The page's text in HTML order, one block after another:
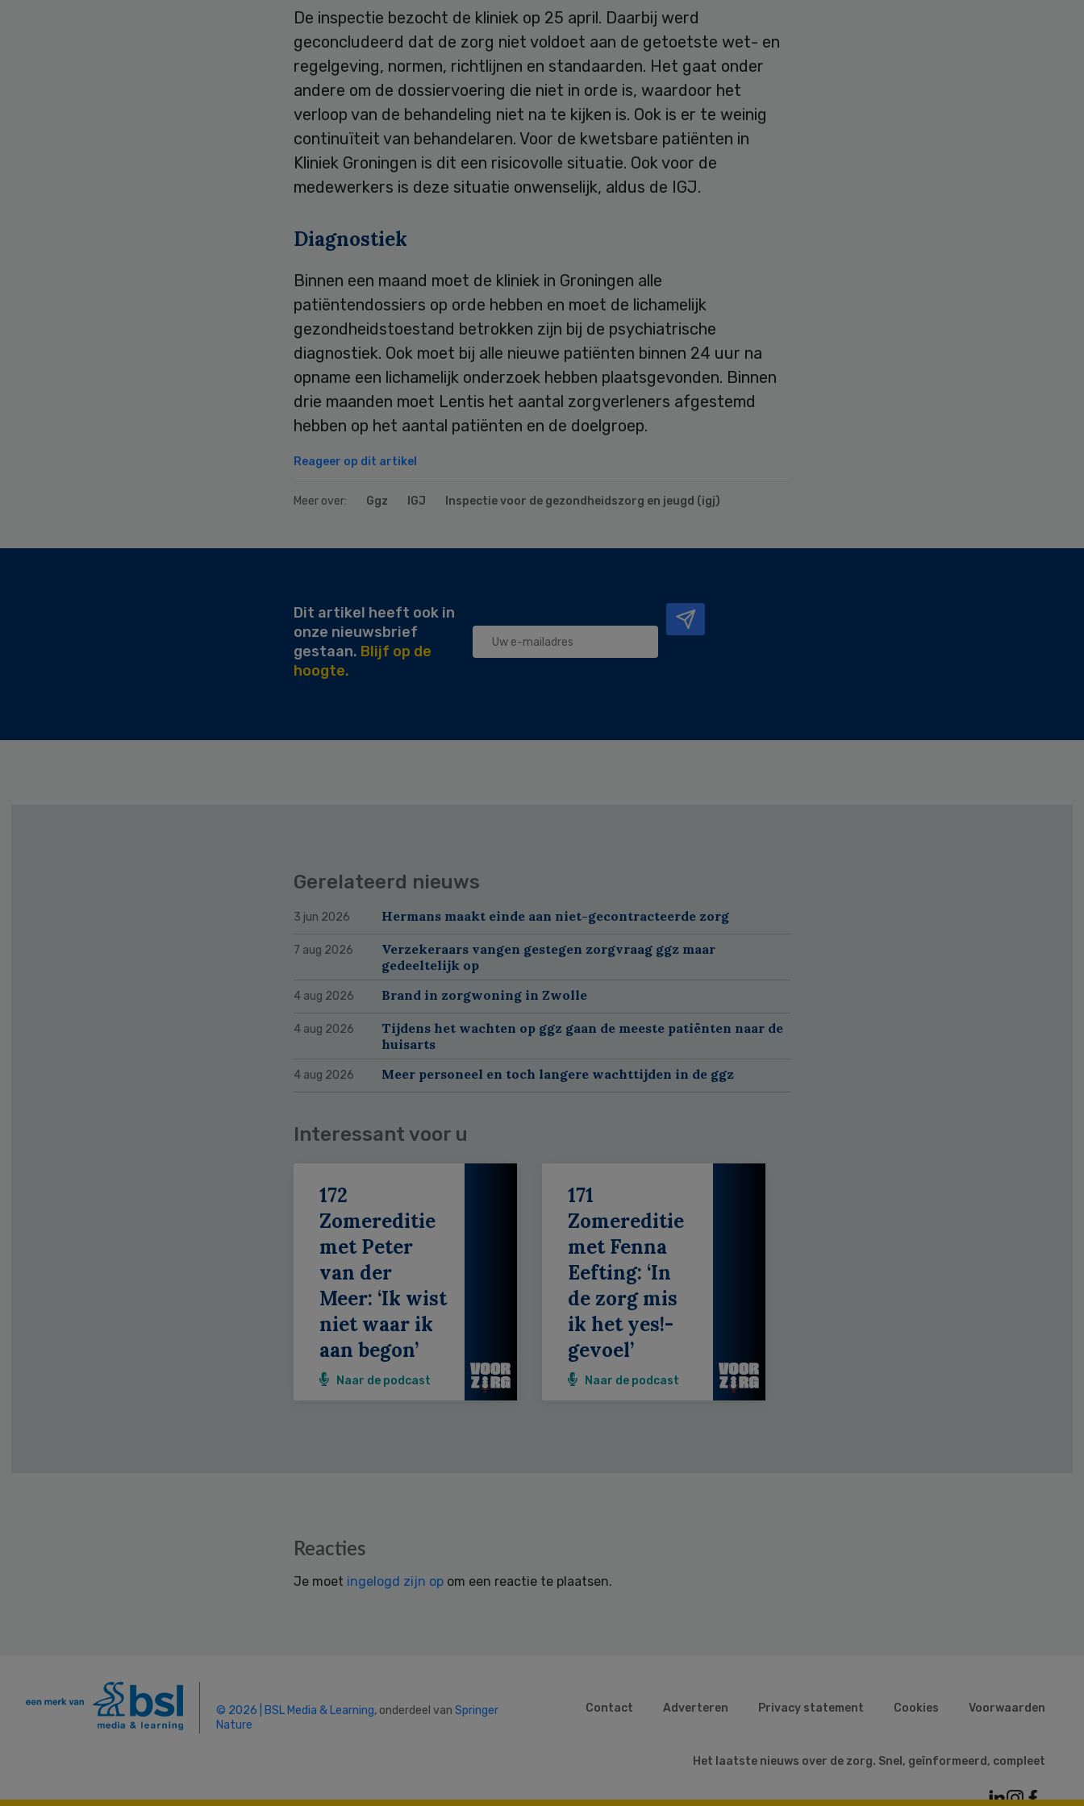
De inspectie bezocht de kliniek op 25 april. Daarbij werd
geconcludeerd dat de zorg niet voldoet aan de getoetste wet- en
regelgeving, normen, richtlijnen en standaarden. Het gaat onder
andere om de dossiervoering die niet in orde is, waardoor het
verloop van de behandeling niet na te kijken is. Ook is er te weinig
continuïteit van behandelaren. Voor de kwetsbare patiënten in
Kliniek Groningen is dit een risicovolle situatie. Ook voor de
medewerkers is deze situatie onwenselijk, aldus de IGJ.
Diagnostiek
Binnen een maand moet de kliniek in Groningen alle
patiëntendossiers op orde hebben en moet de lichamelijk
gezondheidstoestand betrokken zijn bij de psychiatrische
diagnostiek. Ook moet bij alle nieuwe patiënten binnen 24 uur na
opname een lichamelijk onderzoek hebben plaatsgevonden. Binnen
drie maanden moet Lentis het aantal zorgverleners afgestemd
hebben op het aantal patiënten en de doelgroep.
Reageer op dit artikel
Meer over: Ggz IGJ Inspectie voor de gezondheidszorg en jeugd (igj)
Dit artikel heeft ook in
onze nieuwsbrief
gestaan. Blijf op de
hoogte.
Gerelateerd nieuws
3 jun 2026 Hermans maakt einde aan niet-gecontracteerde zorg
7 aug 2026
Verzekeraars vangen gestegen zorgvraag ggz maar
gedeeltelijk op
4 aug 2026 Brand in zorgwoning in Zwolle
4 aug 2026
Tijdens het wachten op ggz gaan de meeste patiënten naar de
huisarts
4 aug 2026 Meer personeel en toch langere wachttijden in de ggz
Interessant voor u
172
Zomereditie
met Peter
van der
Meer: ‘Ik wist
niet waar ik
aan begon’
Naar de podcast
171
Zomereditie
met Fenna
Eefting: ‘In
de zorg mis
ik het yes!-
gevoel’
Naar de podcast
Reacties
Je moet ingelogd zijn op om een reactie te plaatsen.
© 2026 | BSL Media & Learning, onderdeel van Springer
Nature
Contact Adverteren Privacy statement Cookies Voorwaarden
Het laatste nieuws over de zorg. Snel, geïnformeerd, compleet